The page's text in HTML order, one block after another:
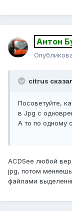
Антон
citrus
Посоветуйте,
в Jpg с
А то по одному
AСDSee любой
jpg, потом
файлами